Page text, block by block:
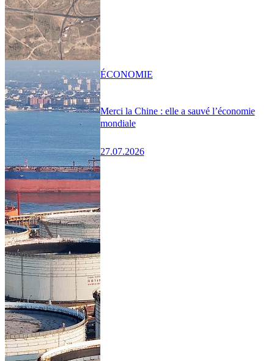
Merci la Chine : elle a sauvé l’économie
mondiale
27.07.2026
ÉCONOMIE